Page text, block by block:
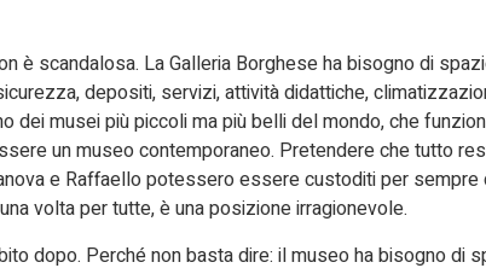
è scandalosa. La Galleria Borghese ha bisogno di
depositi, servizi, attività didattiche,
dei musei più piccoli ma più belli del mondo, che
un museo contemporaneo. Pretendere che tutto
e Raffaello potessero essere custoditi per sempre
volta per tutte, è una posizione irragionevole.
dopo. Perché non basta dire: il museo ha bisogno di